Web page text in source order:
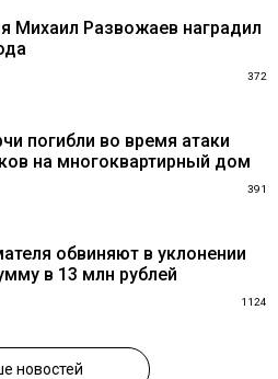
Михаил Развожаев наградил
372
погибли во время атаки
на многоквартирный дом
391
обвиняют в уклонении
в 13 млн рублей
1124
новостей